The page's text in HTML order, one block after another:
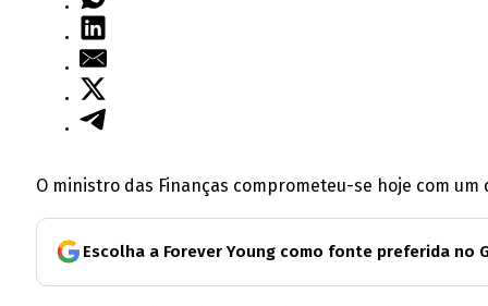
O ministro das Finanças comprometeu-se hoje com
Escolha a Forever Young como fonte preferida no